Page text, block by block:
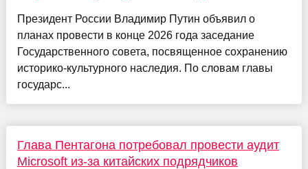
Президент России Владимир Путин объявил о
планах провести в конце 2026 года заседание
Государственного совета, посвященное сохранению
историко-культурного наследия. По словам главы
государс...
Глава Пентагона потребовал провести аудит
Microsoft из-за китайских подрядчиков